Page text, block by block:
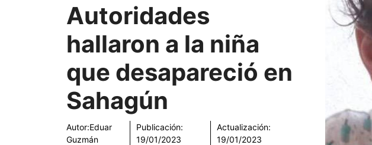
Autoridades
hallaron a la niña
que desapareció en
Sahagún
Autor:Eduar
Guzmán
Publicación:
19/01/2023
Actualización:
19/01/2023